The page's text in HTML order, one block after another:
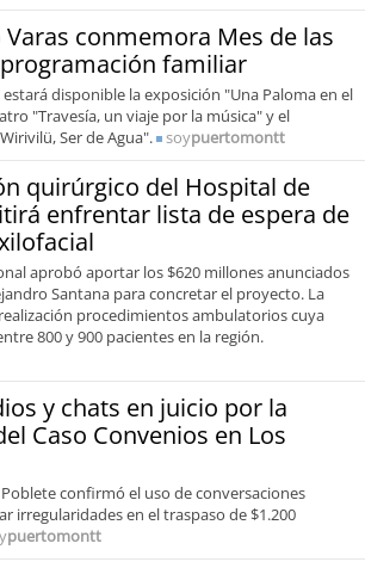
conmemora Mes de las
familiar
disponible la exposición "Una Paloma en el
"Travesía, un viaje por la música" y el
Ser de Agua".
soypuertomontt
quirúrgico del Hospital de
enfrentar lista de espera de
aprobó aportar los $620 millones anunciados
Santana para concretar el proyecto. La
procedimientos ambulatorios cuya
800 y 900 pacientes en la región.
y chats en juicio por la
Caso Convenios en Los
confirmó el uso de conversaciones
irregularidades en el traspaso de $1.200
puertomontt